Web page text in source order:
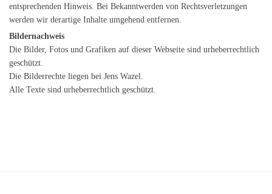
entsprechenden Hinweis. Bei Bekanntwerden von Rechtsverletzungen
werden wir derartige Inhalte umgehend entfernen.
Bildernachweis
Die Bilder, Fotos und Grafiken auf dieser Webseite sind urheberrechtlich
geschützt.
Die Bilderrechte liegen bei Jens Wazel.
Alle Texte sind urheberrechtlich geschützt.